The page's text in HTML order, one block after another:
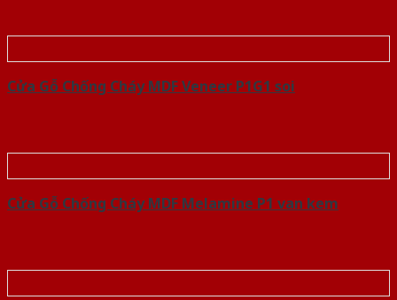
Cửa Gỗ Chống Cháy MDF Veneer P1G1 soi
Cửa Gỗ Chống Cháy MDF Melamine P1 van kem